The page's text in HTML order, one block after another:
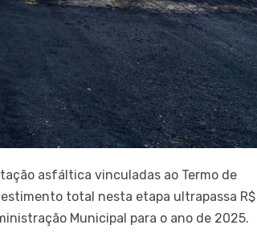
asfáltica vinculadas ao Termo de
total nesta etapa ultrapassa R$
Municipal para o ano de 2025.